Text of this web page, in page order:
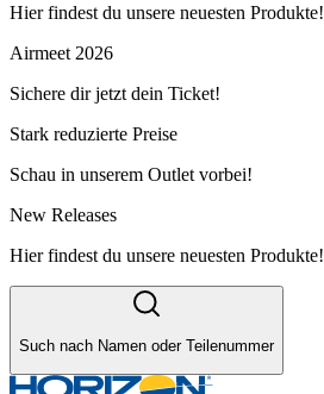
Hier findest du unsere neuesten Produkte!
Airmeet 2026
Sichere dir jetzt dein Ticket!
Stark reduzierte Preise
Schau in unserem Outlet vorbei!
New Releases
Hier findest du unsere neuesten Produkte!
Such nach Namen oder Teilenummer